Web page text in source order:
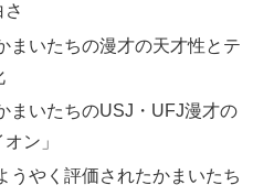
まいたちの漫才の天才性とテ
まいたちのUSJ・UFJ漫才の
ン」
うやく評価されたかまいたち